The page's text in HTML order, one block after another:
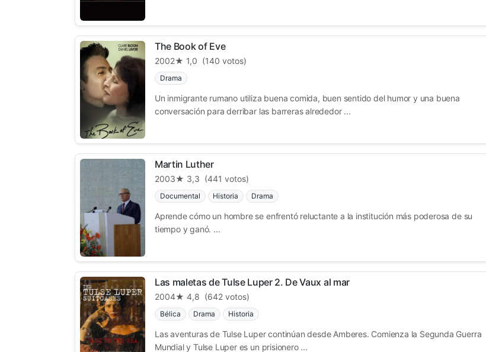
The Book of Eve
2002★ 1,0 (140 votos)
Drama
Un inmigrante rumano utiliza buena comida, buen sentido del humor y una buena
conversación para derribar las barreras alrededor ...
Martin Luther
2003★ 3,3 (441 votos)
Documental Historia Drama
Aprende cómo un hombre se enfrentó reluctante a la institución más poderosa de su
tiempo y ganó. ...
Las maletas de Tulse Luper 2. De Vaux al mar
2004★ 4,8 (642 votos)
Bélica Drama Historia
Las aventuras de Tulse Luper continúan desde Amberes. Comienza la Segunda Guerra
Mundial y Tulse Luper es un prisionero ...